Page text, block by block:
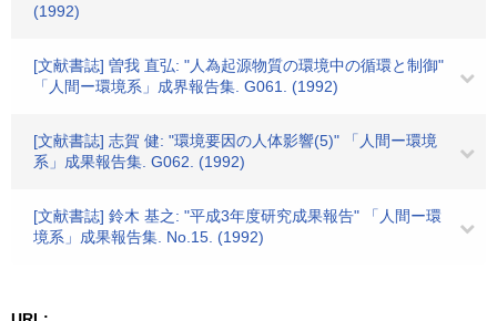
(1992)
[文献書誌] 曽我 直弘: "人為起源物質の環境中の循環と制御"
「人間ー環境系」成界報告集. G061. (1992)
[文献書誌] 志賀 健: "環境要因の人体影響(5)" 「人間ー環境
系」成果報告集. G062. (1992)
[文献書誌] 鈴木 基之: "平成3年度研究成果報告" 「人間ー環
境系」成果報告集. No.15. (1992)